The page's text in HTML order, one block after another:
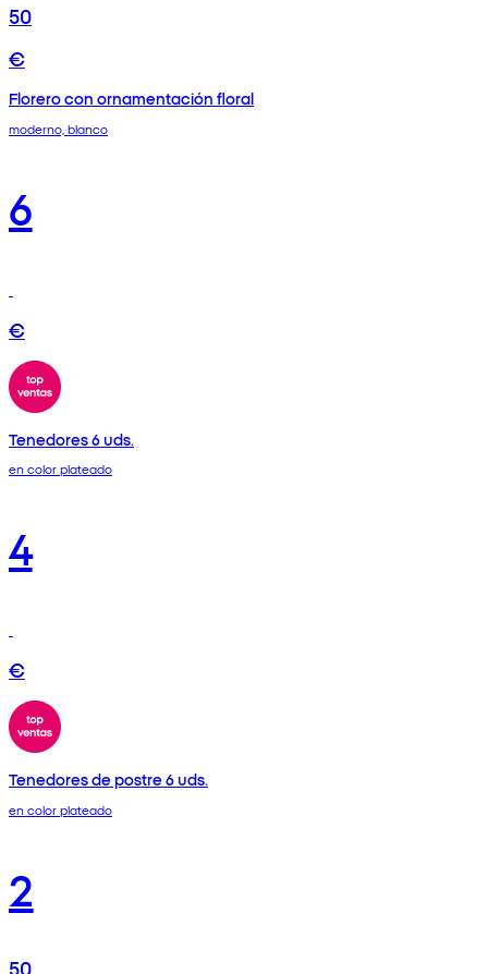
50
€
Florero con ornamentación floral
moderno, blanco
6
€
Tenedores 6 uds.
en color plateado
4
€
Tenedores de postre 6 uds.
en color plateado
2
50